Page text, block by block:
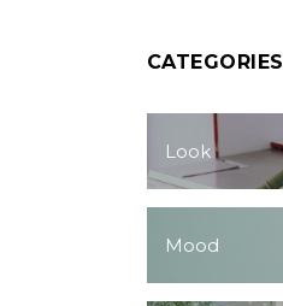
CATEGORIES
Look
Mood